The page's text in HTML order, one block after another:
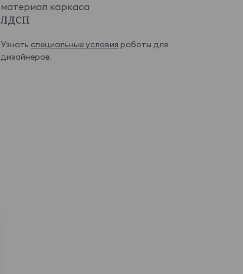
материал каркаса
ЛДСП
Узнать специальные условия работы для
дизайнеров.